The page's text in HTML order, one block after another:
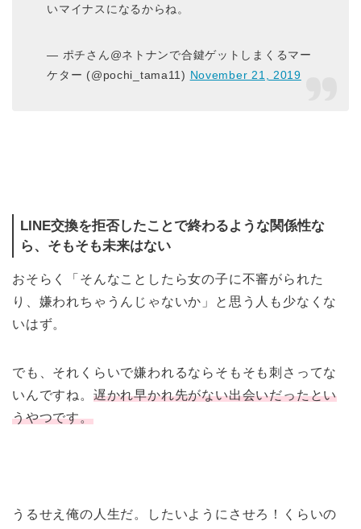
いマイナスになるからね。
— ポチさん@ネトナンで合鍵ゲットしまくるマー
ケター (@pochi_tama11) November 21, 2019
LINE交換を拒否したことで終わるような関係性な
ら、そもそも未来はない
おそらく「そんなことしたら女の子に不審がられた
り、嫌われちゃうんじゃないか」と思う人も少なくな
いはず。
でも、それくらいで嫌われるならそもそも刺さってな
いんですね。 遅かれ早かれ先がない出会いだったとい
うやつです。
うるせえ俺の人生だ。したいようにさせろ！くらいの